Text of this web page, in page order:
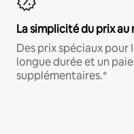
La simplicité du prix au
Des prix spéciaux pour
longue durée et un
supplémentaires.*